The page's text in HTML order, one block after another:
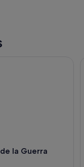
la Guerra